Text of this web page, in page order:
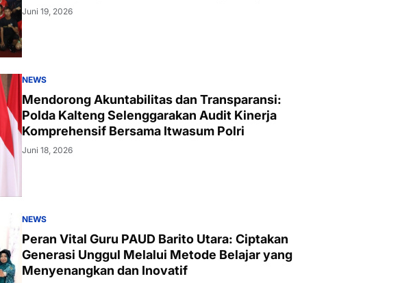
Juni 19, 2026
NEWS
Mendorong Akuntabilitas dan Transparansi:
Polda Kalteng Selenggarakan Audit Kinerja
Komprehensif Bersama Itwasum Polri
Juni 18, 2026
NEWS
Peran Vital Guru PAUD Barito Utara: Ciptakan
Generasi Unggul Melalui Metode Belajar yang
Menyenangkan dan Inovatif